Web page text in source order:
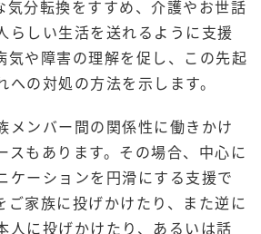
気分転換をすすめ、介護やお世話
らしい生活を送れるように支援
気や障害の理解を促し、この先起
の対処の方法を示します。
メンバー間の関係性に働きかけ
スもあります。その場合、中心に
ケーションを円滑にする支援で
ご家族に投げかけたり、また逆に
人に投げかけたり、あるいは話